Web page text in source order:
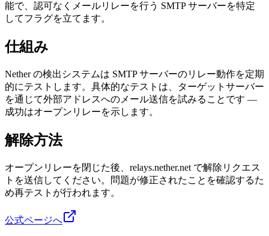
能で、認可なくメールリレーを行う SMTP サーバーを特定
してフラグを立てます。
仕組み
Nether の検出システムは SMTP サーバーのリレー動作を定期
的にテストします。具体的なテストは、ターゲットサーバー
を通じて外部アドレスへのメール送信を試みることです —
成功はオープンリレーを示します。
解除方法
オープンリレーを閉じた後、relays.nether.net で解除リクエス
トを送信してください。問題が修正されたことを確認するた
め再テストが行われます。
公式ページへ